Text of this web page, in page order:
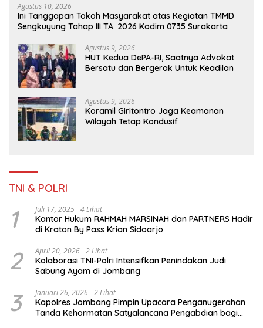
Agustus 10, 2026
Ini Tanggapan Tokoh Masyarakat atas Kegiatan TMMD
Sengkuyung Tahap III TA. 2026 Kodim 0735 Surakarta
Agustus 9, 2026
HUT Kedua DePA-RI, Saatnya Advokat
Bersatu dan Bergerak Untuk Keadilan
Agustus 9, 2026
Koramil Giritontro Jaga Keamanan
Wilayah Tetap Kondusif
TNI & POLRI
1 Juli 17, 2025 4 Lihat
Kantor Hukum RAHMAH MARSINAH dan PARTNERS Hadir
di Kraton By Pass Krian Sidoarjo
2 April 20, 2026 2 Lihat
Kolaborasi TNI-Polri Intensifkan Penindakan Judi
Sabung Ayam di Jombang
3 Januari 26, 2026 2 Lihat
Kapolres Jombang Pimpin Upacara Penganugerahan
Tanda Kehormatan Satyalancana Pengabdian bagi